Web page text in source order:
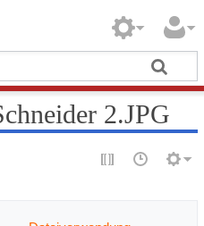
2.JPG